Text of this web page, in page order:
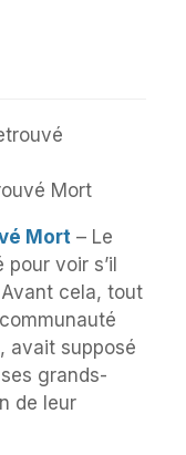
Mort
Mort – Le
voir s’il
cela, tout
avait supposé
grands-
de leur